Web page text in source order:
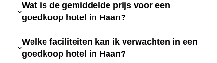
Wat is de gemiddelde prijs voor een
goedkoop hotel in Haan?
Welke faciliteiten kan ik verwachten in een
goedkoop hotel in Haan?